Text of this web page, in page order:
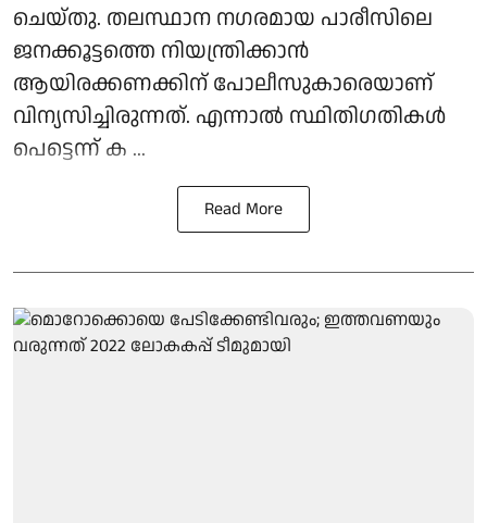
ചെയ്തു. തലസ്ഥാന നഗരമായ പാരീസിലെ
ജനക്കൂട്ടത്തെ നിയന്ത്രിക്കാന്‍
ആയിരക്കണക്കിന് പോലീസുകാരെയാണ്
വിന്യസിച്ചിരുന്നത്. എന്നാല്‍ സ്ഥിതിഗതികള്‍
പെട്ടെന്ന് ക ...
Read More